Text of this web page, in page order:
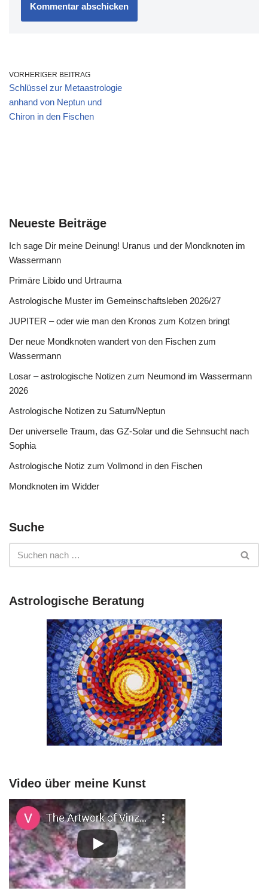
VORHERIGER BEITRAG
Schlüssel zur Metaastrologie
anhand von Neptun und
Chiron in den Fischen
Neueste Beiträge
Ich sage Dir meine Deinung! Uranus und der Mondknoten im
Wassermann
Primäre Libido und Urtrauma
Astrologische Muster im Gemeinschaftsleben 2026/27
JUPITER – oder wie man den Kronos zum Kotzen bringt
Der neue Mondknoten wandert von den Fischen zum
Wassermann
Losar – astrologische Notizen zum Neumond im Wassermann
2026
Astrologische Notizen zu Saturn/Neptun
Der universelle Traum, das GZ-Solar und die Sehnsucht nach
Sophia
Astrologische Notiz zum Vollmond in den Fischen
Mondknoten im Widder
Suche
Astrologische Beratung
Video über meine Kunst